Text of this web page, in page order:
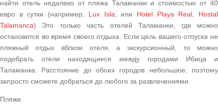
найти отель недалеко от пляжа Таламанки и стоимостью от 40
евро в сутки (например, Lux Isla , или Hotel Playa Real
Hostal
Talamanca) Это только часть отелей Таламанки, где можно
остановится во время своего отдыха. Если цель вашего отпуска не
пляжный отдых вблизи отеля, а экскурсионный, то можно
подобрать отели находящиеся между городами Ибица и
Таламанка. Расстояние до обоих городов небольшое, поэтому
запросто сможете добраться до любого за развлечениями.
Пляжи